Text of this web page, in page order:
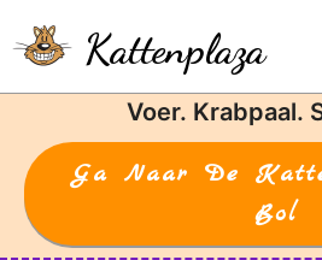
naar
de
Kattenplaza
Voer. Krabpaal.
Ga Naar De
Bol